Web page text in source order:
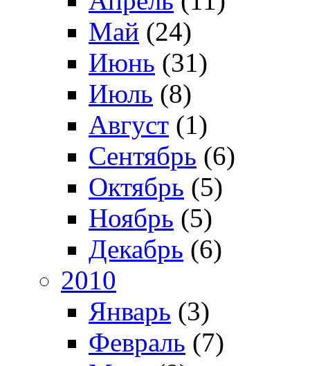
Май (24)
Июнь (31)
Июль (8)
Август (1)
Сентябрь (6)
Октябрь (5)
Ноябрь (5)
Декабрь (6)
2010
Январь (3)
Февраль (7)